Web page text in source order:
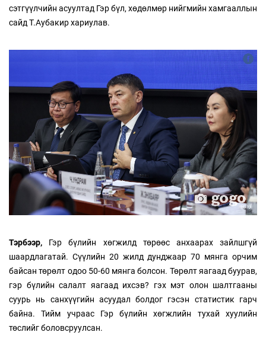
сэтгүүлчийн асуултад Гэр бүл, хөдөлмөр нийгмийн хамгааллын
сайд Т.Аубакир хариулав.
Тэрбээр, Гэр бүлийн хөгжилд төрөөс анхаарах зайлшгүй
шаардлагатай. Сүүлийн 20 жилд дунджаар 70 мянга орчим
байсан төрөлт одоо 50-60 мянга болсон. Төрөлт яагаад буурав,
гэр бүлийн салалт яагаад ихсэв? гэх мэт олон шалтгааны
суурь нь санхүүгийн асуудал болдог гэсэн статистик гарч
байна. Тийм учраас Гэр бүлийн хөгжлийн тухай хуулийн
төслийг боловсруулсан.